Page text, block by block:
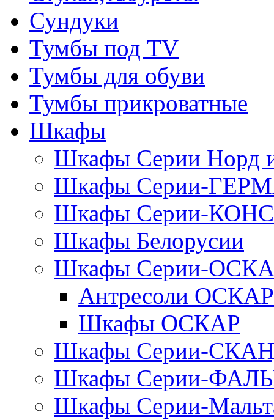
Сундуки
Тумбы под TV
Тумбы для обуви
Тумбы прикроватные
Шкафы
Шкафы Серии
Шкафы Серии-
Шкафы Серии-
Шкафы Белорусии
Шкафы Серии-
Антресоли ОСКАР
Шкафы ОСКАР
Шкафы Серии-
Шкафы Серии-
Шкафы Серии-